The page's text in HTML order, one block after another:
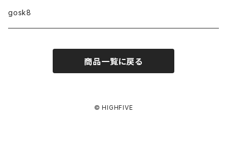
ファンシェイプ
HIGHFIVE
MELLOW CONCAVE LOVERS CLUB
NIKE SB ISHOD COLLECTION
gosk8
商品一覧に戻る
© HIGHFIVE